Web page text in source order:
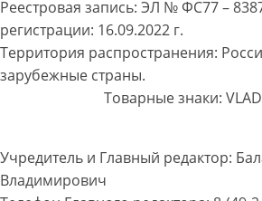
Реестровая запись: ЭЛ № ФС77 –
регистрации: 16.09.2022 г.
Территория распространения:
зарубежные страны.
Товарные знаки:
Учредитель и Главный редактор:
Владимирович